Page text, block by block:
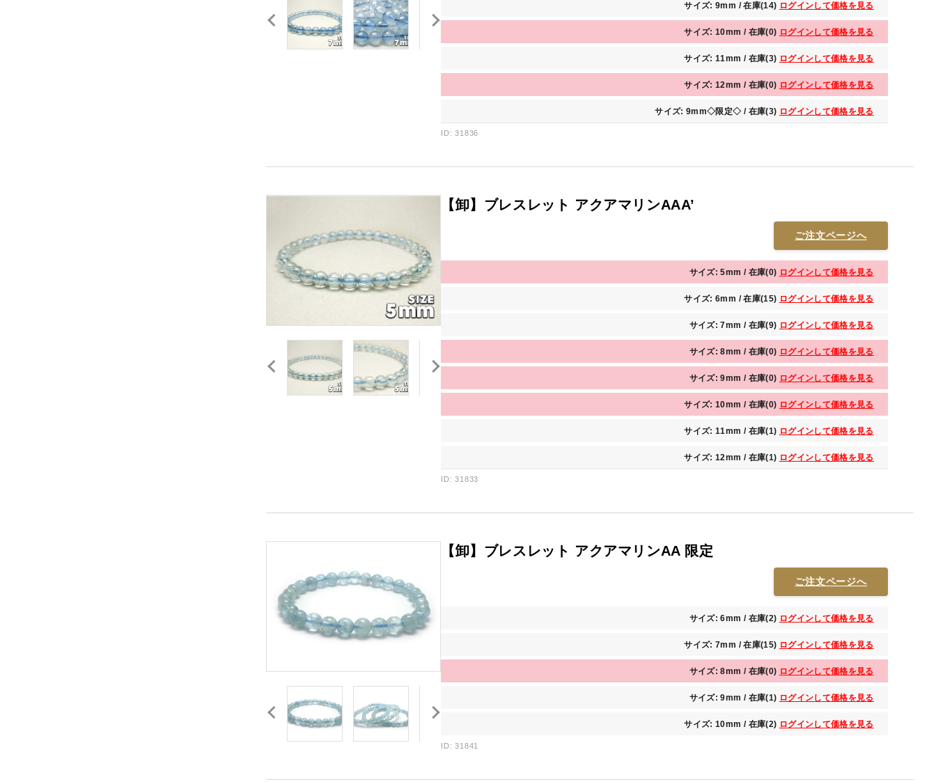
サイズ: 9mm / 在庫(14) ログインして価格を見る
サイズ: 10mm / 在庫(0) ログインして価格を見る
サイズ: 11mm / 在庫(3) ログインして価格を見る
サイズ: 12mm / 在庫(0) ログインして価格を見る
サイズ: 9mm◇限定◇ / 在庫(3) ログインして価格を見る
ID: 31836
【卸】ブレスレット アクアマリンAAA’
ご注文ページへ
サイズ: 5mm / 在庫(0) ログインして価格を見る
サイズ: 6mm / 在庫(15) ログインして価格を見る
サイズ: 7mm / 在庫(9) ログインして価格を見る
サイズ: 8mm / 在庫(0) ログインして価格を見る
サイズ: 9mm / 在庫(0) ログインして価格を見る
サイズ: 10mm / 在庫(0) ログインして価格を見る
サイズ: 11mm / 在庫(1) ログインして価格を見る
サイズ: 12mm / 在庫(1) ログインして価格を見る
ID: 31833
【卸】ブレスレット アクアマリンAA 限定
ご注文ページへ
サイズ: 6mm / 在庫(2) ログインして価格を見る
サイズ: 7mm / 在庫(15) ログインして価格を見る
サイズ: 8mm / 在庫(0) ログインして価格を見る
サイズ: 9mm / 在庫(1) ログインして価格を見る
サイズ: 10mm / 在庫(2) ログインして価格を見る
ID: 31841